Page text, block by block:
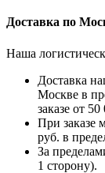
Доставка по
Наша
Доставка
Москве в
заказе от
При заказе
руб. в
За
1 сторону).